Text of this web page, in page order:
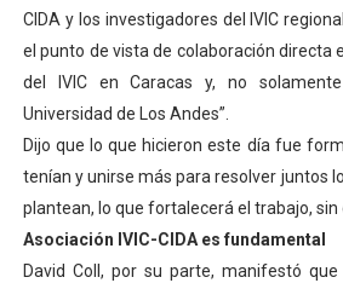
CIDA y los investigadores del IVIC
el punto de vista de colaboración directa
del IVIC en Caracas y, no
Universidad de Los Andes”.
Dijo que lo que hicieron este día fue
tenían y unirse más para resolver juntos
plantean, lo que fortalecerá el trabajo, sin
Asociación IVIC-CIDA es fundamental
David Coll, por su parte, manifestó